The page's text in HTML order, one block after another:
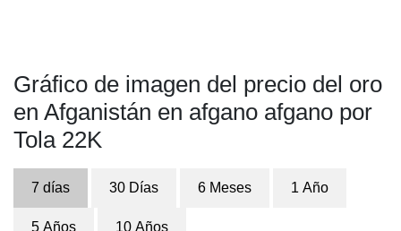
Gráfico de imagen del precio del oro
en Afganistán en afgano afgano por
Tola 22K
7 días 30 Días 6 Meses 1 Año
5 Años 10 Años